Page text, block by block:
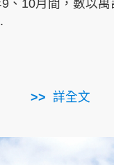
9、10月間，數以萬
詳全文